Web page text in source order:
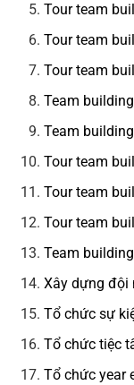
Tour team
Tour team
Tour team
Team
Team
Tour team
Tour team
Tour team
Team
Xây dựng đội
Tổ chức sự
Tổ chức tiệc
Tổ chức year